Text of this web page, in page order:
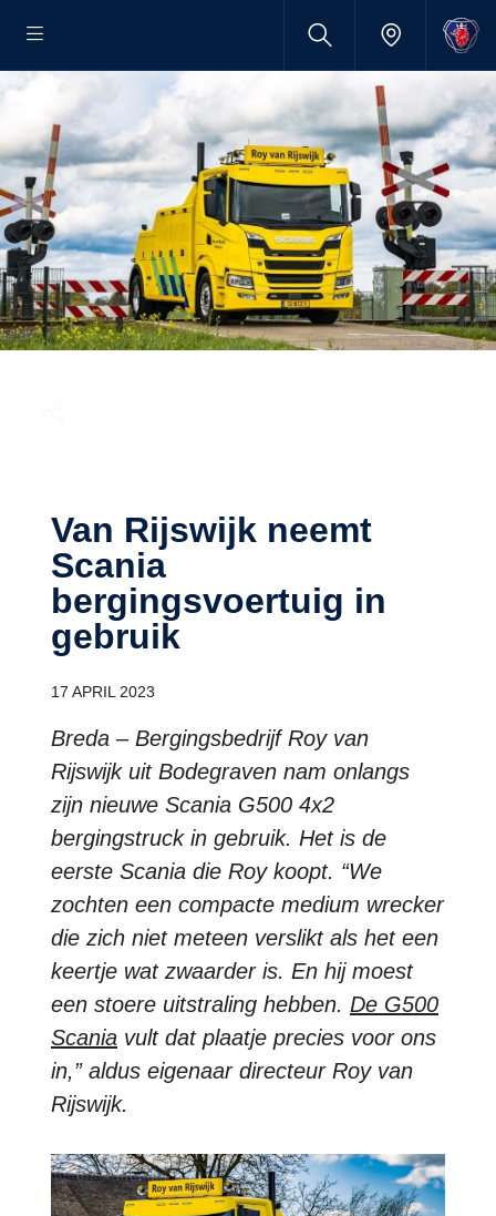
Van Rijswijk neemt
Scania
bergingsvoertuig in
gebruik
17 APRIL 2023
Breda – Bergingsbedrijf Roy van
Rijswijk uit Bodegraven nam onlangs
zijn nieuwe Scania G500 4x2
bergingstruck in gebruik. Het is de
eerste Scania die Roy koopt. “We
zochten een compacte medium wrecker
die zich niet meteen verslikt als het een
keertje wat zwaarder is. En hij moest
een stoere uitstraling hebben. De G500
Scania vult dat plaatje precies voor ons
in,” aldus eigenaar directeur Roy van
Rijswijk.